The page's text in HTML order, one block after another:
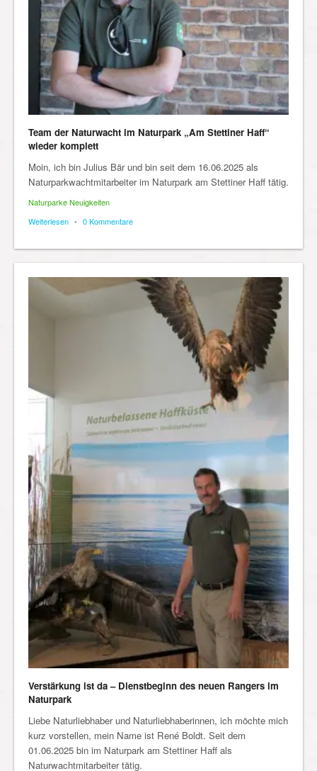
Team der Naturwacht im Naturpark „Am Stettiner Haff“
wieder komplett
Moin, ich bin Julius Bär und bin seit dem 16.06.2025 als
Naturparkwachtmitarbeiter im Naturpark am Stettiner Haff tätig.
Naturparke Neuigkeiten
Weiterlesen • 0 Kommentare
Verstärkung ist da – Dienstbeginn des neuen Rangers im
Naturpark
Liebe Naturliebhaber und Naturliebhaberinnen, ich möchte mich
kurz vorstellen, mein Name ist René Boldt. Seit dem
01.06.2025 bin im Naturpark am Stettiner Haff als
Naturwachtmitarbeiter tätig.